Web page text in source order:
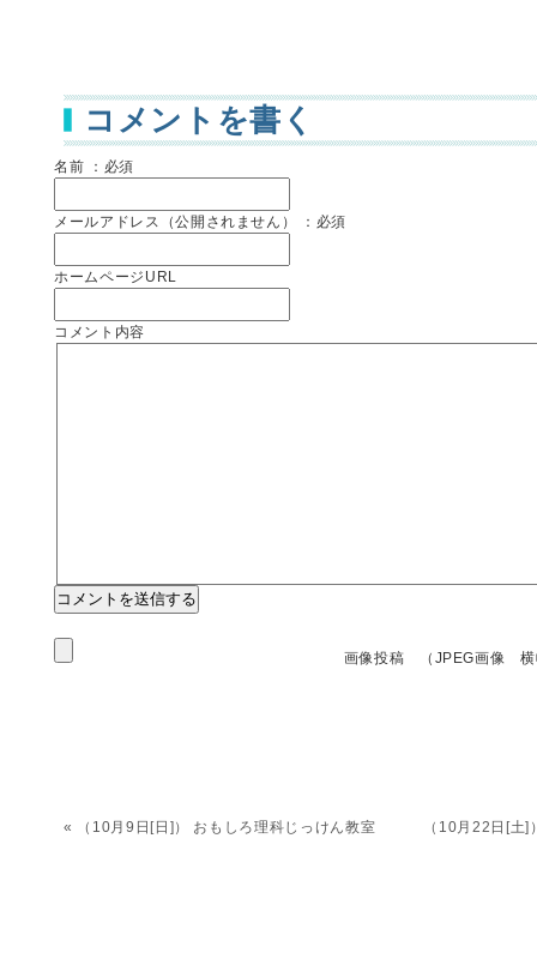
コメントを書く
名前 ：必須
メールアドレス（公開されません） ：必須
ホームページURL
コメント内容
画像投稿 （JPEG画像 横
« （10月9日[日]） おもしろ理科じっけん教室 （10月22日[土